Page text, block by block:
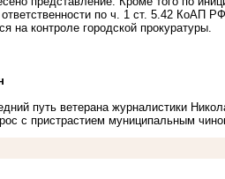
по ч. 1 ст. 5.42 КоАП
на контроле городской прокуратуры.
путь ветерана журналистики
с пристрастием муниципальным